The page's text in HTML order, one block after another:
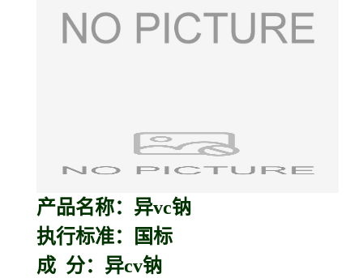
产品名称：异vc钠
执行标准：国标
成 分：异cv钠